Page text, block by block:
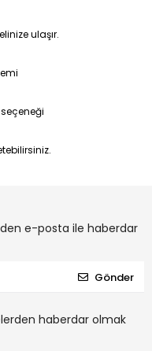
ulaşır.
e-posta ile haberdar
Gönder
haberdar olmak